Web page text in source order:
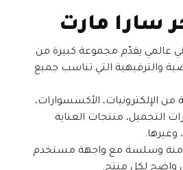
سارا مارت
عالمي يقدّم مجموعة كبيرة من
والترفيهية التي تناسب جميع
الإلكترونيات، الأكسسوارات،
التجميل، منتجات العناية
وغيرها.
آمنة وسلسة مع واجهة مستخدم